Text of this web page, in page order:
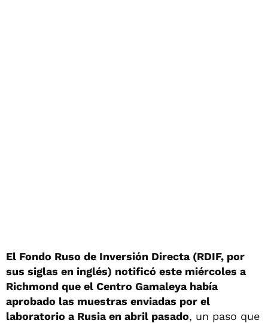
El Fondo Ruso de Inversión Directa (RDIF, por
sus siglas en inglés) notificó este miércoles a
Richmond que el Centro Gamaleya había
aprobado las muestras enviadas por el
laboratorio a Rusia en abril pasado, un paso que